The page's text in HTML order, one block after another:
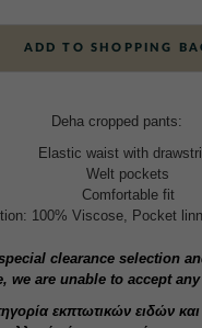
ADD TO SHOPPING
Deha cropped pants:
Elastic waist with
Welt pockets
Comfortable fit
100% Viscose, Pocket
clearance selection
we are unable to accept
εκπτωτικών ειδών και